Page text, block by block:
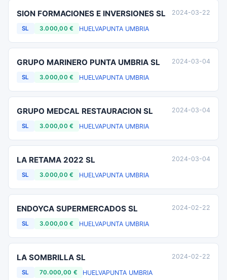
SION FORMACIONES E INVERSIONES SL
SL 3.000,00 € HUELVAPUNTA UMBRIA
2024-03-22
GRUPO MARINERO PUNTA UMBRIA SL
SL 3.000,00 € HUELVAPUNTA UMBRIA
2024-03-04
GRUPO MEDCAL RESTAURACION SL
SL 3.000,00 € HUELVAPUNTA UMBRIA
2024-03-04
LA RETAMA 2022 SL
SL 3.000,00 € HUELVAPUNTA UMBRIA
2024-03-04
ENDOYCA SUPERMERCADOS SL
SL 3.000,00 € HUELVAPUNTA UMBRIA
2024-02-22
LA SOMBRILLA SL
SL 70.000,00 € HUELVAPUNTA UMBRIA
2024-02-22